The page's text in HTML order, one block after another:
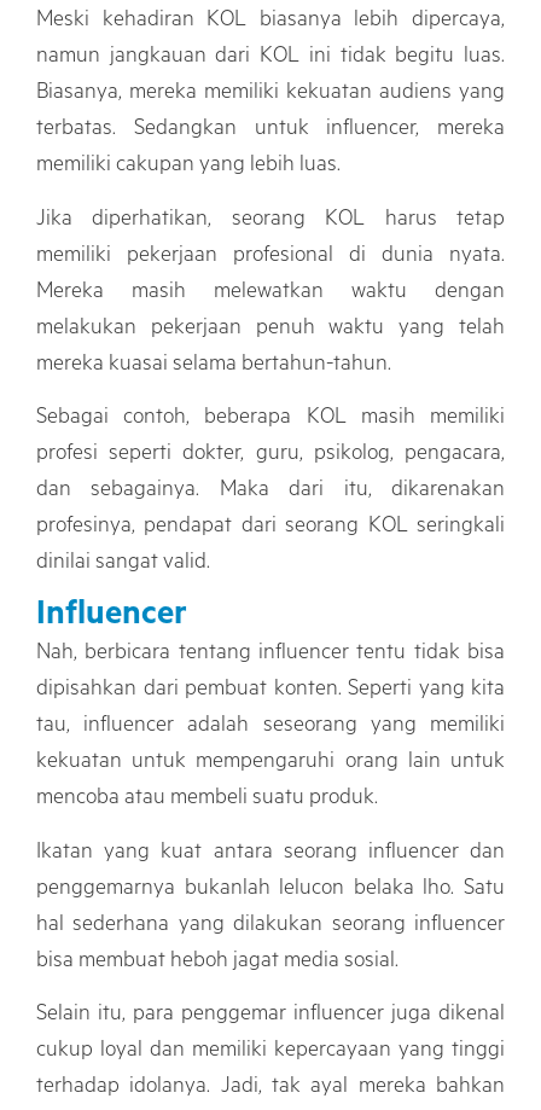
Meski kehadiran KOL biasanya lebih dipercaya,
namun jangkauan dari KOL ini tidak begitu luas.
Biasanya, mereka memiliki kekuatan audiens yang
terbatas. Sedangkan untuk influencer, mereka
memiliki cakupan yang lebih luas.
Jika diperhatikan, seorang KOL harus tetap
memiliki pekerjaan profesional di dunia nyata.
Mereka masih melewatkan waktu dengan
melakukan pekerjaan penuh waktu yang telah
mereka kuasai selama bertahun-tahun.
Sebagai contoh, beberapa KOL masih memiliki
profesi seperti dokter, guru, psikolog, pengacara,
dan sebagainya. Maka dari itu, dikarenakan
profesinya, pendapat dari seorang KOL seringkali
dinilai sangat valid.
Influencer
Nah, berbicara tentang influencer tentu tidak bisa
dipisahkan dari pembuat konten. Seperti yang kita
tau, influencer adalah seseorang yang memiliki
kekuatan untuk mempengaruhi orang lain untuk
mencoba atau membeli suatu produk.
Ikatan yang kuat antara seorang influencer dan
penggemarnya bukanlah lelucon belaka lho. Satu
hal sederhana yang dilakukan seorang influencer
bisa membuat heboh jagat media sosial.
Selain itu, para penggemar influencer juga dikenal
cukup loyal dan memiliki kepercayaan yang tinggi
terhadap idolanya. Jadi, tak ayal mereka bahkan